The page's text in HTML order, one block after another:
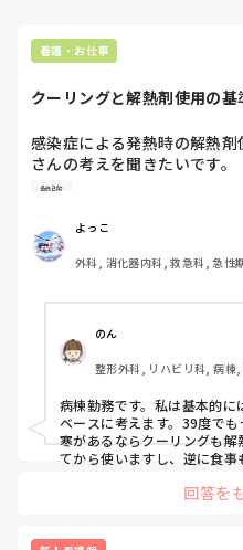
新人さんが可愛そう、と感じ
が何か処置をしているけど、
がいいんじゃないの？」と声
早く色々覚えたい！という
はPNS云々よりも、その新人
が、ほとんどの新人に当て
私はどちらかといえば、PNS
でもPNSでやれというからに
新人を指導しながら業務が
いと思いますか？
看護・お仕事
クーリングと解熱剤使用の
感染症による発熱時の解熱
さんの考えを聞きたいです。
ばかりの患者さんがいると
するわけではないため、解熱
も、効果が切れれば再度発
特に高齢者の場合、
・高熱が持続することで代
吸への負担や体力消耗につな
・一方で、解熱剤で一度下
やシバリングを伴うことも
負担になる
という両面があると思ってい
ング」と体温だけで判断す
見て、発熱による負荷が大き
勉強
よっこ
外科, 消化器内科, 救急科, 急性
のん
整形外科, リハビリ科, 病棟
病棟勤務です。私は基本的
ベースに考えます。39度で
寒があるならクーリングも
てから使いますし、逆に食
担になっているようなら速
その患者さんがどうかとかそ
回答を